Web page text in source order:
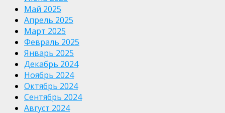
Май 2025
Апрель 2025
Март 2025
Февраль 2025
Январь 2025
Декабрь 2024
Ноябрь 2024
Октябрь 2024
Сентябрь 2024
Август 2024